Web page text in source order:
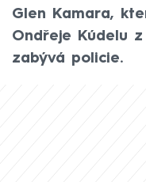
Glen Kamara,
Ondřeje Kúdelu
zabývá policie.